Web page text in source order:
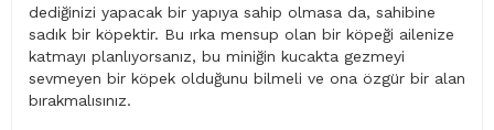
dediğinizi yapacak bir yapıya sahip olmasa da, sahibine
sadık bir köpektir. Bu ırka mensup olan bir köpeği ailenize
katmayı planlıyorsanız, bu miniğin kucakta gezmeyi
sevmeyen bir köpek olduğunu bilmeli ve ona özgür bir alan
bırakmalısınız.